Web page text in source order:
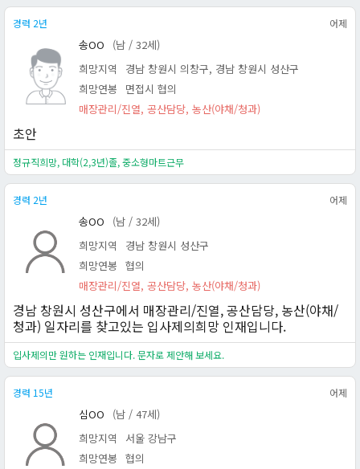
경력 2년 어제
송OO
(남 / 32세)
희망지역
경남 창원시 의창구, 경남 창원시 성산구
희망연봉
면접시 협의
매장관리/진열, 공산담당, 농산(야채/청과)
초안
정규직희망, 대학(2,3년)졸, 중소형마트근무
경력 2년 어제
송OO
(남 / 32세)
희망지역
경남 창원시 성산구
희망연봉 협의
매장관리/진열, 공산담당, 농산(야채/청과)
경남 창원시 성산구에서 매장관리/진열, 공산담당, 농산(야채/
청과) 일자리를 찾고있는 입사제의희망 인재입니다.
입사제의만 원하는 인재입니다. 문자로 제안해 보세요.
경력 15년 어제
심OO
(남 / 47세)
희망지역
서울 강남구
희망연봉 협의